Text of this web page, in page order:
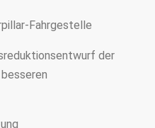
Fahrgestelle
der